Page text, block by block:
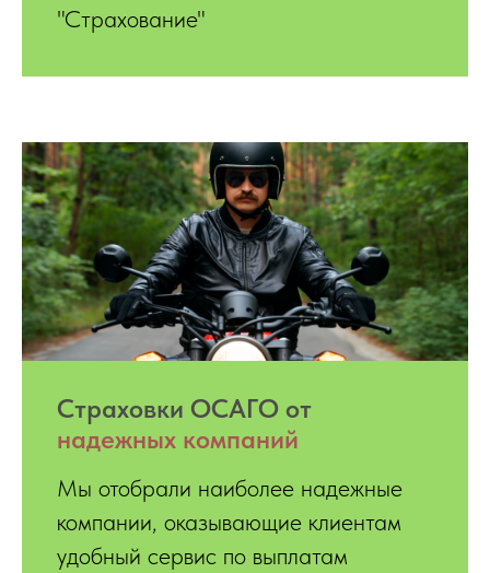
"Страхование"
Страховки ОСАГО от
надежных компаний
Мы отобрали наиболее надежные
компании, оказывающие клиентам
удобный сервис по выплатам